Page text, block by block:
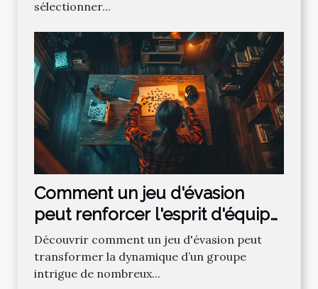
sélectionner...
Comment un jeu d'évasion
peut renforcer l'esprit d'équipe
?
Découvrir comment un jeu d'évasion peut
transformer la dynamique d’un groupe
intrigue de nombreux...